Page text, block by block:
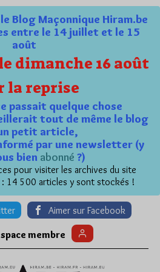
Blog Maçonnique Hiram.be
entre le 14 juillet et le 15
août
dimanche 16 août
la reprise
passait quelque chose
tout de même le blog
petit article,
par une newsletter (y
bien abonné ?)
pour visiter les archives du site
14 500 articles y sont stockés !
Aimer sur Facebook
membre